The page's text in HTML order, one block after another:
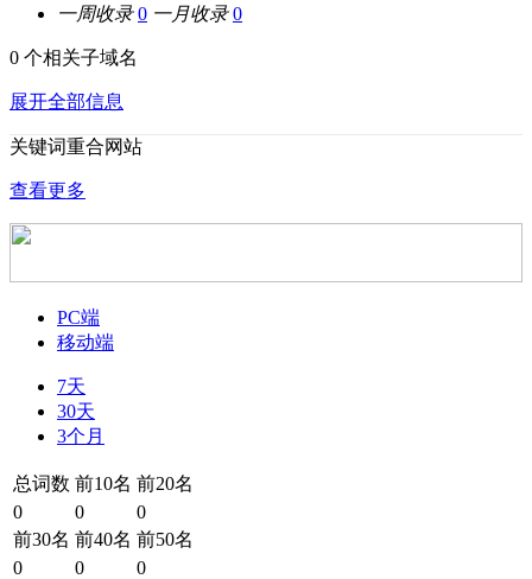
一周收录 0 一月收录 0
0 个相关子域名
展开全部信息
关键词重合网站
查看更多
PC端
移动端
7天
30天
3个月
总词数 前10名 前20名
0
0
0
前30名 前40名 前50名
0
0 0